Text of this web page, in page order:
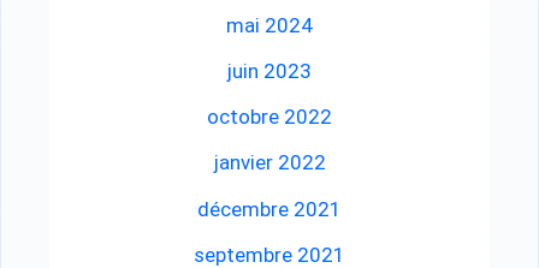
mai 2024
juin 2023
octobre 2022
janvier 2022
décembre 2021
septembre 2021